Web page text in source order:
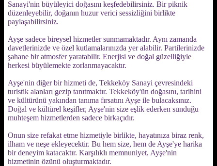
Sanayi'nin büyüleyici doğasını keşfedebilirsiniz. Bir piknik
düzenleyebilir, doğanın huzur verici sessizliğini birlikte
paylaşabilirsiniz.
Ayşe sadece bireysel hizmetler sunmamaktadır. Aynı zamanda
davetlerinizde ve özel kutlamalarınızda yer alabilir. Partilerinizde
şahane bir atmosfer yaratabilir. Enerjisi ve doğal güzelliğiyle
herkesi büyülemekte zorlanmayacaktır.
Ayşe'nin diğer bir hizmeti de, Tekkeköy Sanayi çevresindeki
turistik alanları gezip tanıtmaktır. Tekkeköy'ün doğasını, tarihini
ve kültürünü yakından tanıma fırsatını Ayşe ile bulacaksınız.
Doğal ve kültürel keşifler, Ayşe'nin size eşlik ederken sunduğu
muhteşem hizmetlerden sadece birkaçıdır.
Onun size refakat etme hizmetiyle birlikte, hayatınıza biraz renk,
ilham ve neşe ekleyecektir. Bu hem size, hem de Ayşe'ye harika
bir deneyim katacaktır. Karşılıklı memnuniyet, Ayşe'nin
hizmetinin özünü oluşturmaktadır.